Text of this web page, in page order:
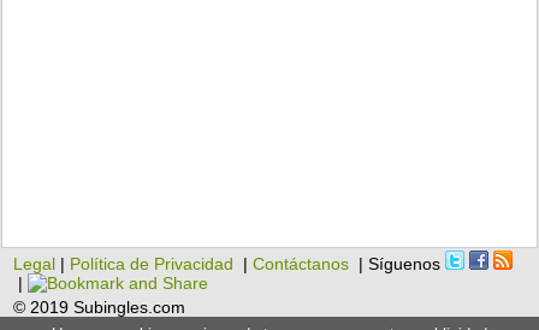
Legal | Política de Privacidad |Contáctanos | Síguenos
|
© 2019 Subingles.com